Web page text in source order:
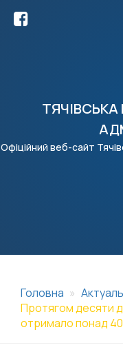
Офіційний веб-сайт
Головна
Протягом десяти
отримало понад 40